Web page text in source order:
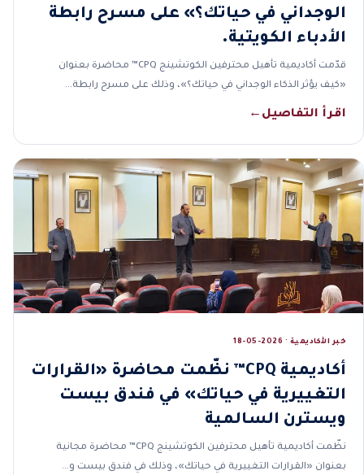
الوجداني في حياتك؟» على مسرح رابطة
الأدباء الكويتية.
قدّمت أكاديمية تأهيل محترفين الكوتشينج CPQ™ محاضرة بعنوان
«كيف يؤثر الذكاء الوجداني في حياتك؟»، وذلك على مسرح رابطة…
اقرأ التفاصيل ←
خبر الأكاديمية · 2026-05-18
أكاديمية CPQ™ نظّمت محاضرة «القرارات
التغييرية في حياتك» في فندق بيست
ويسترن السالمية
نظّمت أكاديمية تأهيل محترفين الكوتشينج CPQ™ محاضرة مجانية
بعنوان «القرارات التغييرية في حياتك»، وذلك في فندق بيست و…